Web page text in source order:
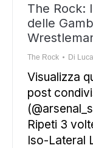
The Rock:
delle
The Rock Di
Visualizza
post
Ripeti 3
Iso-Lateral